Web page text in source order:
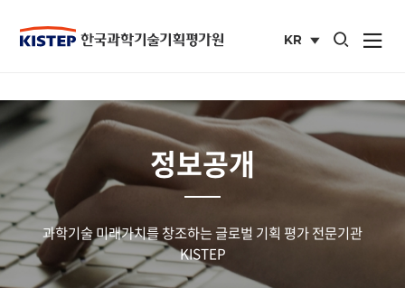
KR
통합검색 열기
사이트맵
정보공개
과학기술 미래가치를 창조하는 글로벌 기획 평가 전문기관
KISTEP